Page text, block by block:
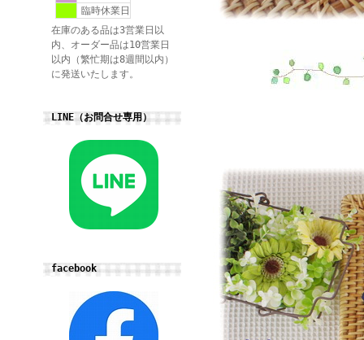
臨時休業日
在庫のある品は3営業日以
内、オーダー品は10営業日
以内（繁忙期は8週間以内）
に発送いたします。
LINE（お問合せ専用）
facebook